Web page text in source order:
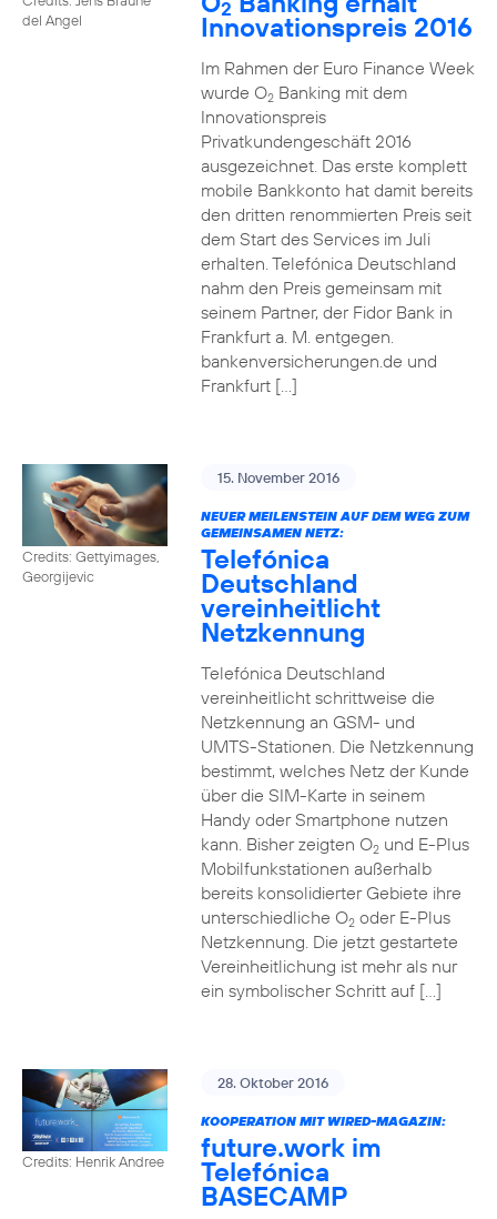
del Angel
2
Innovationspreis 2016
Im Rahmen der Euro Finance Week
wurde O2Banking mit dem
Innovationspreis
Privatkundengeschäft 2016
ausgezeichnet. Das erste komplett
mobile Bankkonto hat damit bereits
den dritten renommierten Preis seit
dem Start des Services im Juli
erhalten. Telefónica Deutschland
nahm den Preis gemeinsam mit
seinem Partner, der Fidor Bank in
Frankfurt a. M. entgegen.
bankenversicherungen.de und
Frankfurt […]
Credits: Gettyimages,
Georgijevic
15. November 2016
NEUER MEILENSTEIN AUF DEM WEG ZUM
GEMEINSAMEN NETZ:
Telefónica
Deutschland
vereinheitlicht
Netzkennung
Telefónica Deutschland
vereinheitlicht schrittweise die
Netzkennung an GSM- und
UMTS-Stationen. Die Netzkennung
bestimmt, welches Netz der Kunde
über die SIM-Karte in seinem
Handy oder Smartphone nutzen
kann. Bisher zeigten O2und E-Plus
Mobilfunkstationen außerhalb
bereits konsolidierter Gebiete ihre
unterschiedliche O2oder E-Plus
Netzkennung. Die jetzt gestartete
Vereinheitlichung ist mehr als nur
ein symbolischer Schritt auf […]
Credits: Henrik Andree
28. Oktober 2016
KOOPERATION MIT WIRED-MAGAZIN:
future.work im
Telefónica
BASECAMP